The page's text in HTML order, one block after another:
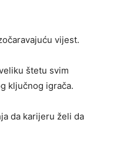
vijest.
štetu svim
ključnog igrača.
da karijeru želi da